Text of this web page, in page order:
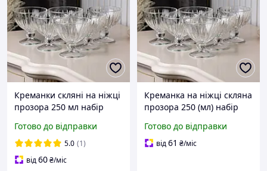
Креманки скляні на ніжці
прозора 250 мл набір
салатів, десертів, желе
HoReCa
Готово до відправки
5.0 (1)
від60₴/міс
Креманка на ніжці скляна
прозора 250 (мл) набір
салатів, десертів, желе
Готово до відправки
від61 ₴/міс